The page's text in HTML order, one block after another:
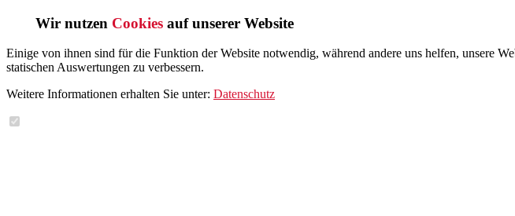
Wir nutzen Cookies auf unserer Website
Einige von ihnen sind für die Funktion der Website notwendig, während andere uns helfen, unsere
statischen Auswertungen zu verbessern.
Weitere Informationen erhalten Sie unter: Datenschutz